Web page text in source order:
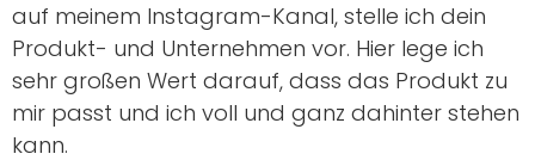
auf meinem Instagram-Kanal, stelle ich dein
Produkt- und Unternehmen vor. Hier lege ich
sehr großen Wert darauf, dass das Produkt zu
mir passt und ich voll und ganz dahinter stehen
kann.